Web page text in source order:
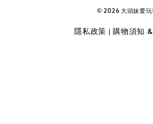
© 2026 大頭妹愛玩
隱私政策 | 購物須知